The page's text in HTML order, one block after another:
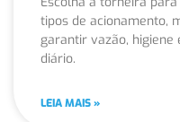
tipos de acionamento,
garantir vazão, higiene
diário.
LEIA MAIS »